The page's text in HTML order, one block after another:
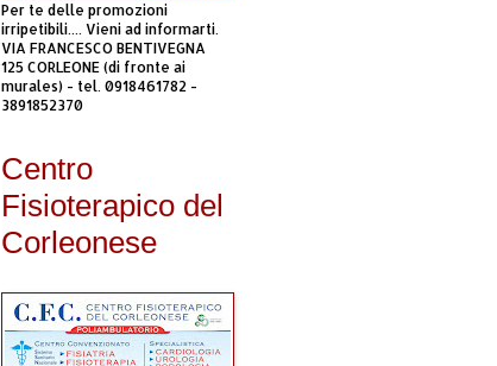
Per te delle promozioni
irripetibili.... Vieni ad informarti.
VIA FRANCESCO BENTIVEGNA
125 CORLEONE (di fronte ai
murales) - tel. 0918461782 -
3891852370
Centro
Fisioterapico del
Corleonese